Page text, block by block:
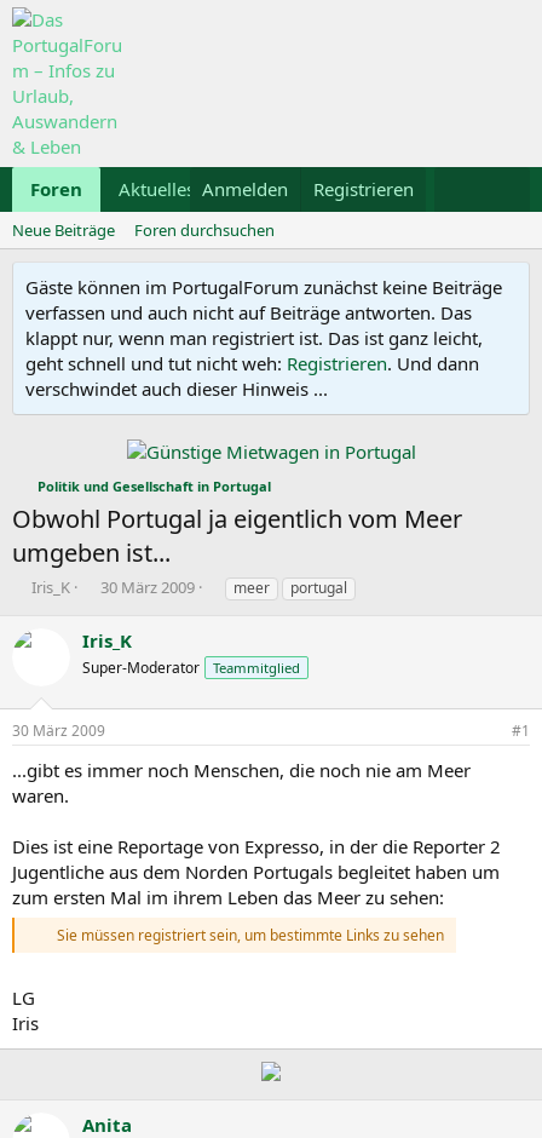
Foren Aktuelles Galerie Kalender
Anmelden Registrieren
Neue Beiträge Foren durchsuchen
Gäste können im PortugalForum zunächst keine Beiträge
verfassen und auch nicht auf Beiträge antworten. Das
klappt nur, wenn man registriert ist. Das ist ganz leicht,
geht schnell und tut nicht weh: Registrieren. Und dann
verschwindet auch dieser Hinweis ...
Politik und Gesellschaft in Portugal
Obwohl Portugal ja eigentlich vom Meer
umgeben ist...
E
s
t
l
e
Iris_K
E
s
t
e
l
t
m
30 März 2009
S
l
a
w
t
meer portugal
Iris_K
Super-Moderator Teammitglied
30 März 2009 #1
...gibt es immer noch Menschen, die noch nie am Meer
waren.
Dies ist eine Reportage von Expresso, in der die Reporter 2
Jugentliche aus dem Norden Portugals begleitet haben um
zum ersten Mal im ihrem Leben das Meer zu sehen:
Sie müssen registriert sein, um bestimmte Links zu sehen
LG
Iris
Anita